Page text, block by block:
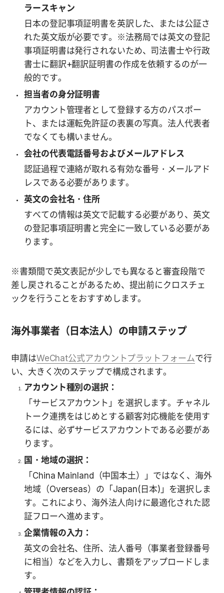
ラースキャン
日本の登記事項証明書を英訳した、または公証さ
れた英文版が必要です。※法務局では英文の登記
事項証明書は発行されないため、司法書士や行政
書士に翻訳+翻訳証明書の作成を依頼するのが一
般的です。
担当者の身分証明書
アカウント管理者として登録する方のパスポー
ト、または運転免許証の表裏の写真。法人代表者
でなくても構いません。
会社の代表電話番号およびメールアドレス
認証過程で連絡が取れる有効な番号・メールアド
レスである必要があります。
英文の会社名・住所
すべての情報は英文で記載する必要があり、英文
の登記事項証明書と完全に一致している必要があ
ります。
※書類間で英文表記が少しでも異なると審査段階で
差し戻されることがあるため、提出前にクロスチェ
ックを行うことをおすすめします。
海外事業者（日本法人）の申請ステップ
申請はWeChat公式アカウントプラットフォームで行
い、大きく次のステップで構成されます。
アカウント種別の選択：
「サービスアカウント」を選択します。チャネル
トーク連携をはじめとする顧客対応機能を使用す
るには、必ずサービスアカウントである必要があ
ります。
国・地域の選択：
「China Mainland（中国本土）」ではなく、海外
地域（Overseas）の「Japan(日本)」を選択しま
す。これにより、海外法人向けに最適化された認
証フローへ進めます。
企業情報の入力：
英文の会社名、住所、法人番号（事業者登録番号
に相当）などを入力し、書類をアップロードしま
す。